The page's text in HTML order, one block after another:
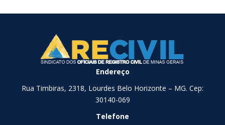
Endereço
Rua Timbiras, 2318, Lourdes Belo Horizonte – MG. Cep:
30140-069
Telefone